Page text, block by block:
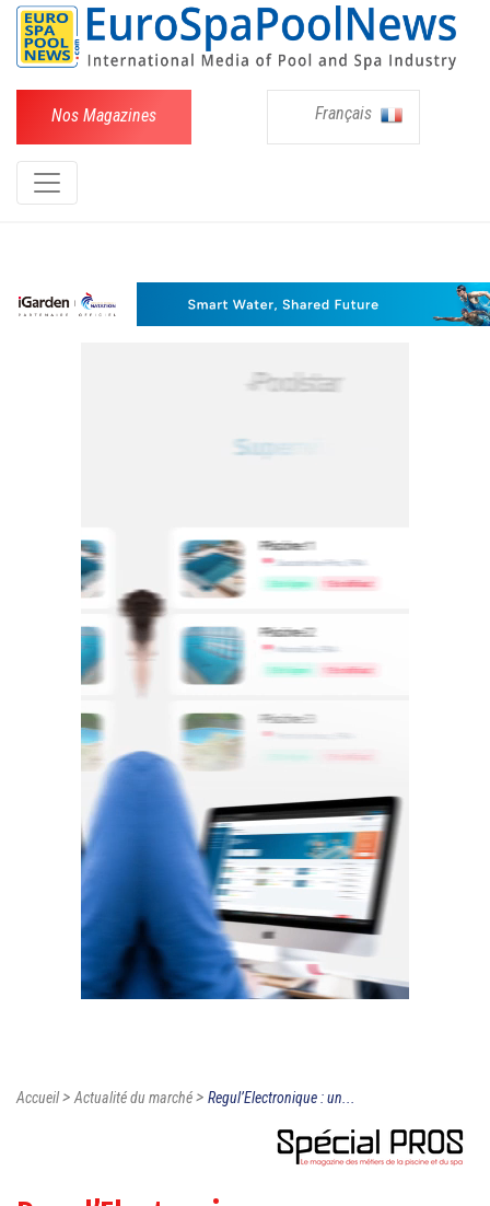
Nos Magazines Français
Accueil>Actualité du marché> Regul’Electronique : un...